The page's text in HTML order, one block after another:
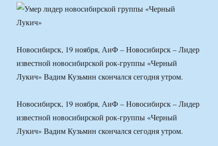
Новосибирск, 19 ноября, АиФ – Новосибирск – Лидер
известной новосибирской рок-группы «Черный
Лукич» Вадим Кузьмин скончался сегодня утром.
Новосибирск, 19 ноября, АиФ – Новосибирск – Лидер
известной новосибирской рок-группы «Черный
Лукич» Вадим Кузьмин скончался сегодня утром.